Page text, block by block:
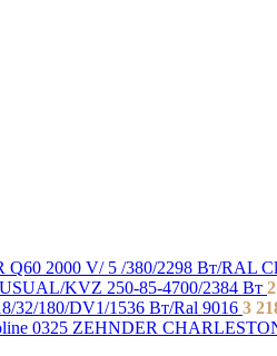
2000 V/ 5 /380/2298 Вт/RAL
KVZ 250-85-4700/2384 Вт
32/180/DV1/1536 Вт/Ral 9016 3
ZEHNDER